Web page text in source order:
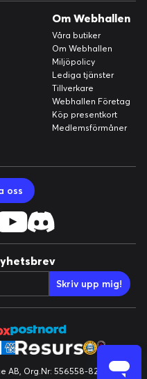
Om Webhallen
Våra butiker
Om Webhallen
Miljöpolicy
Lediga tjänster
Tillverkare
Webhallen Företag
Köp presentkort
Medlemsförmåner
oss
Skriv upp mig!
Org.Nr: 556558-8224